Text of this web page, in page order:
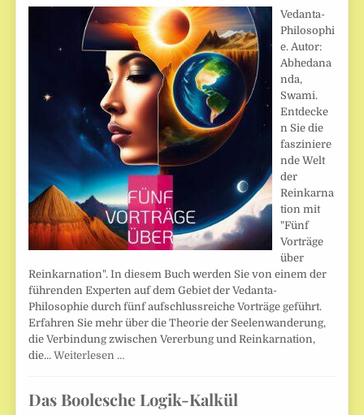
Vedanta-
Philosophi
e. Autor:
Abhedana
nda,
Swami.
Entdecke
n Sie die
fasziniere
nde Welt
der
Reinkarna
tion mit
"Fünf
Vorträge
über
Reinkarnation". In diesem Buch werden Sie von einem der
führenden Experten auf dem Gebiet der Vedanta-
Philosophie durch fünf aufschlussreiche Vorträge geführt.
Erfahren Sie mehr über die Theorie der Seelenwanderung,
die Verbindung zwischen Vererbung und Reinkarnation,
die…Weiterlesen …
Das Boolesche Logik-Kalkül